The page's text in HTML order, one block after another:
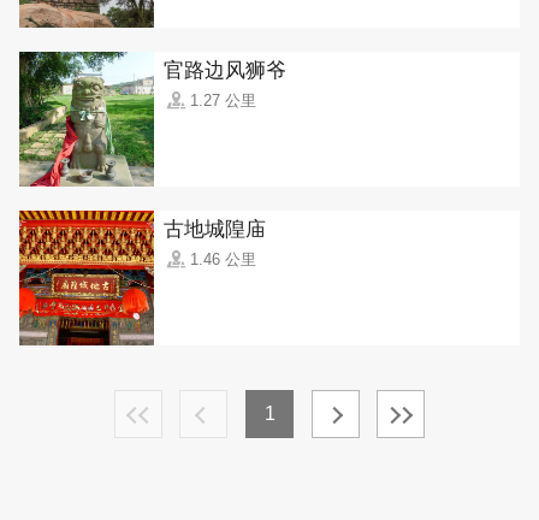
官路边风狮爷
1.27 公里
古地城隍庙
1.46 公里
1